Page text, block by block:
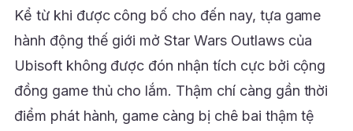
Kể từ khi được công bố cho đến nay, tựa game
hành động thế giới mở Star Wars Outlaws của
Ubisoft không được đón nhận tích cực bởi cộng
đồng game thủ cho lắm. Thậm chí càng gần thời
điểm phát hành, game càng bị chê bai thậm tệ